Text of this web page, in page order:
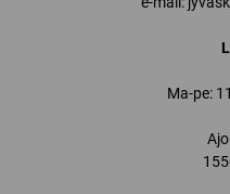
Ma-pe: